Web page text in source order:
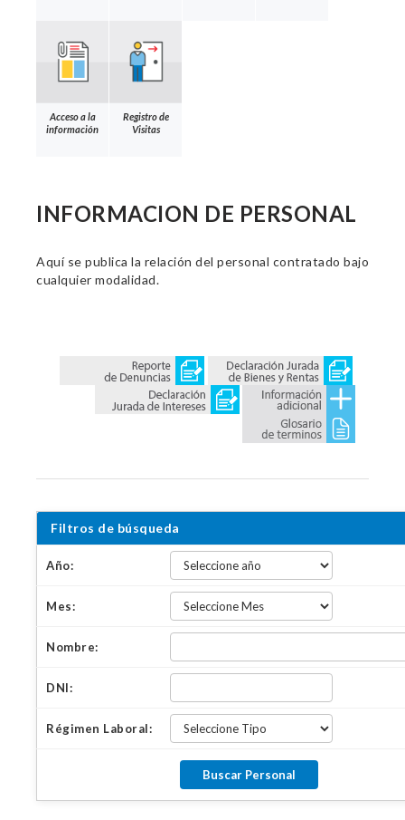
Acceso a la
información
Registro de
Visitas
INFORMACION DE PERSONAL
Aquí se publica la relación del personal contratado bajo
cualquier modalidad.
Filtros de búsqueda
Año:
Mes:
Nombre:
DNI:
Régimen Laboral: